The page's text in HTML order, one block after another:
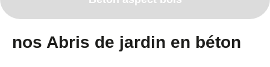
nos Abris de jardin en béton